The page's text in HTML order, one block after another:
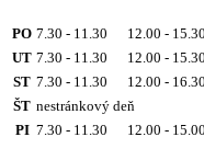
PO 7.30 - 11.30 12.00 - 15.30
UT 7.30 - 11.30 12.00 - 15.30
ST 7.30 - 11.30 12.00 - 16.30
ŠT nestránkový deň
PI 7.30 - 11.30 12.00 - 15.00